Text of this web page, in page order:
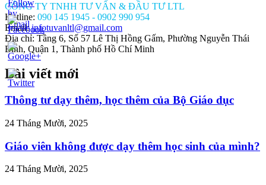
lap-
CÔNG TY TNHH TƯ VẤN & ĐẦU TƯ LTL
Hotline: 090 145 1945 - 0902 990 954
Email:infotuvanltl@gmail.com
Địa chỉ: Tầng 6, Số 57 Lê Thị Hồng Gấm, Phường Nguyễn Thái
Bình, Quận 1, Thành phố Hồ Chí Minh
Bài viết mới
Thông tư dạy thêm, học thêm của Bộ Giáo dục
24 Tháng Mười, 2025
Giáo viên không được dạy thêm học sinh của mình?
24 Tháng Mười, 2025